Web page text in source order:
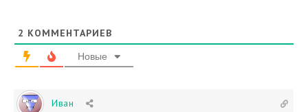
2 КОММЕНТАРИЕВ
Новые
Иван